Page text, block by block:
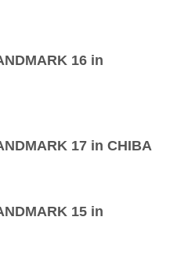
16 in
17 in CHIBA
15 in